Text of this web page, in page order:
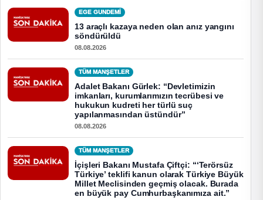
EGE GUNDEMİ
13 araçlı kazaya neden olan anız yangını
söndürüldü
08.08.2026
TÜM MANŞETLER
Adalet Bakanı Gürlek: “Devletimizin
imkanları, kurumlarımızın tecrübesi ve
hukukun kudreti her türlü suç
yapılanmasından üstündür”
08.08.2026
TÜM MANŞETLER
İçişleri Bakanı Mustafa Çiftçi: “‘Terörsüz
Türkiye’ teklifi kanun olarak Türkiye Büyük
Millet Meclisinden geçmiş olacak. Burada
en büyük pay Cumhurbaşkanımıza ait.”